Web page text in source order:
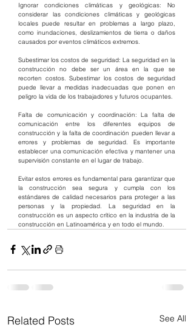
Ignorar condiciones climáticas y geológicas: No
considerar las condiciones climáticas y geológicas
locales puede resultar en problemas a largo plazo,
como inundaciones, deslizamientos de tierra o daños
causados por eventos climáticos extremos.
Subestimar los costos de seguridad: La seguridad en la
construcción no debe ser un área en la que se
recorten costos. Subestimar los costos de seguridad
puede llevar a medidas inadecuadas que ponen en
peligro la vida de los trabajadores y futuros ocupantes.
Falta de comunicación y coordinación: La falta de
comunicación entre los diferentes equipos de
construcción y la falta de coordinación pueden llevar a
errores y problemas de seguridad. Es importante
establecer una comunicación efectiva y mantener una
supervisión constante en el lugar de trabajo.
Evitar estos errores es fundamental para garantizar que
la construcción sea segura y cumpla con los
estándares de calidad necesarios para proteger a las
personas y la propiedad. La seguridad en la
construcción es un aspecto crítico en la industria de la
construcción en Latinoamérica y en todo el mundo.
Related Posts See All